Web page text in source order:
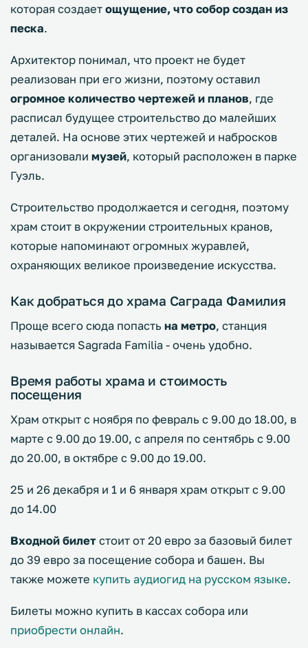
которая создает ощущение, что собор создан из
песка.
Архитектор понимал, что проект не будет
реализован при его жизни, поэтому оставил
огромное количество чертежей и планов, где
расписал будущее строительство до малейших
деталей. На основе этих чертежей и набросков
организовали музей, который расположен в парке
Гуэль.
Строительство продолжается и сегодня, поэтому
храм стоит в окружении строительных кранов,
которые напоминают огромных журавлей,
охраняющих великое произведение искусства.
Как добраться до храма Саграда Фамилия
Проще всего сюда попасть на метро, станция
называется Sagrada Familia - очень удобно.
Время работы храма и стоимость
посещения
Храм открыт с ноября по февраль с 9.00 до 18.00, в
марте с 9.00 до 19.00, с апреля по сентябрь с 9.00
до 20.00, в октябре с 9.00 до 19.00.
25 и 26 декабря и 1 и 6 января храм открыт с 9.00
до 14.00
Входной билет стоит от 20 евро за базовый билет
до 39 евро за посещение собора и башен. Вы
также можете купить аудиогид на русском языке.
Билеты можно купить в кассах собора или
приобрести онлайн.